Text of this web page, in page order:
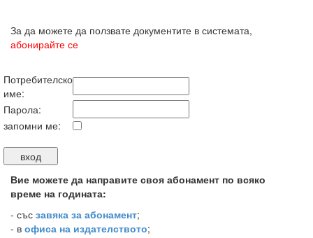
За да можете да ползвате документите в системата,
абонирайте се
Потребителско
име:
Парола:
запомни ме:
Вие можете да направите своя абонамент по всяко
време на годината:
- със завяка за абонамент;
- в офиса на издателството;